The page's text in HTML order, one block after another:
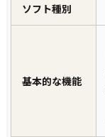
ソフト種別
基本的な機能